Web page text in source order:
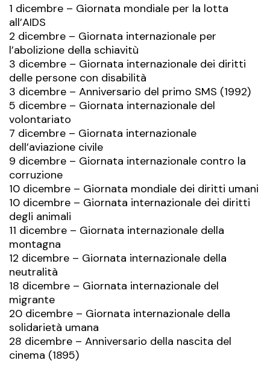
1 dicembre – Giornata mondiale per la lotta
all’AIDS
2 dicembre – Giornata internazionale per
l’abolizione della schiavitù
3 dicembre – Giornata internazionale dei diritti
delle persone con disabilità
3 dicembre – Anniversario del primo SMS (1992)
5 dicembre – Giornata internazionale del
volontariato
7 dicembre – Giornata internazionale
dell’aviazione civile
9 dicembre – Giornata internazionale contro la
corruzione
10 dicembre – Giornata mondiale dei diritti umani
10 dicembre – Giornata internazionale dei diritti
degli animali
11 dicembre – Giornata internazionale della
montagna
12 dicembre – Giornata internazionale della
neutralità
18 dicembre – Giornata internazionale del
migrante
20 dicembre – Giornata internazionale della
solidarietà umana
28 dicembre – Anniversario della nascita del
cinema (1895)